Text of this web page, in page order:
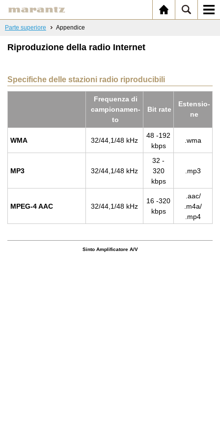
Parte superiore Appendice
Riproduzione della radio Internet
Specifiche delle stazioni radio riproducibili
Fre­quen­za di
cam­pio­na­men­
to
Bit rate
Esten­sio­
ne
WMA 32/44,1/48 kHz
48 -192
kbps
.wma
MP3 32/44,1/48 kHz
32 -
320
kbps
.mp3
MPEG-4 AAC 32/44,1/48 kHz
16 -320
kbps
.aac/
.m4a/
.mp4
Sinto Amplificatore A/V